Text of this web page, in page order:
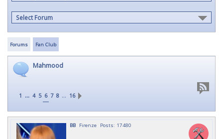
Select Forum
Forums Fan Club
Mahmood
1 ... 4 5 6 7 8 … 16
BB Firenze Posts: 17480